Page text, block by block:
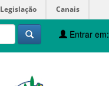
Legislação Canais
Entrar em: